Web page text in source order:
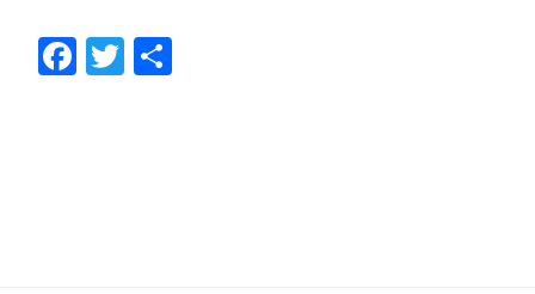
F
ac
T
w